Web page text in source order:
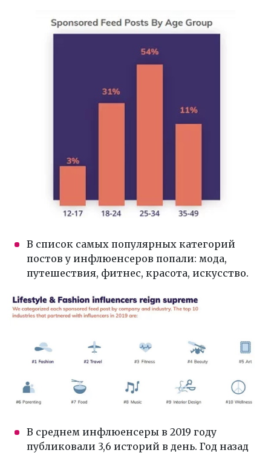
В список самых популярных категорий
постов у инфлюенсеров попали: мода,
путешествия, фитнес, красота, искусство.
В среднем инфлюенсеры в 2019 году
публиковали 3,6 историй в день. Год назад